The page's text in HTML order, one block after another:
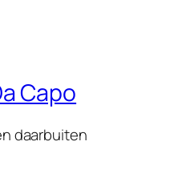
Capo
daarbuiten